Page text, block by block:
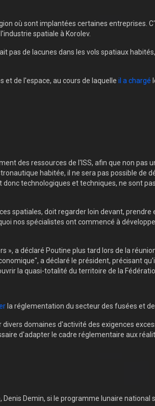
où sont implantées certaines entreprises.
spatiale à Korolev.
pas de lacunes dans les vols spatiaux
et de l'espace, au cours de laquelle il a chargé
des ressources de l'ISS, afin que non pas
habitée, il ne sera pas possible de
technologiques et techniques, ne sont
spatiales, doit regarder loin devant,
nos spécialistes ont commencé à
», a déclaré Poutine plus tard lors de la
a déclaré le président, précisant
la quasi-totalité du territoire de la
la réglementation du secteur des fusées et de
domaines d'activité des exigences
d'adapter le cadre réglementaire aux
Demin, si le programme lunaire national